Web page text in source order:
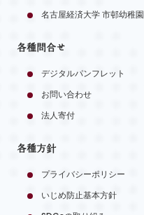
名古屋経済大学 市邨幼稚園
各種問合せ
デジタルパンフレット
お問い合わせ
法人寄付
各種方針
プライバシーポリシー
いじめ防止基本方針